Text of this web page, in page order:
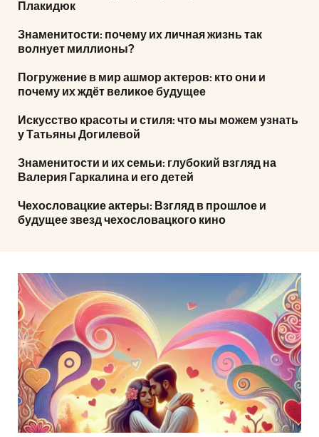
Плакидюк
Знаменитости: почему их личная жизнь так
волнует миллионы?
Погружение в мир ашмор актеров: кто они и
почему их ждёт великое будущее
Искусство красоты и стиля: что мы можем узнать
у Татьяны Догилевой
Знаменитости и их семьи: глубокий взгляд на
Валерия Гаркалина и его детей
Чехословацкие актеры: Взгляд в прошлое и
будущее звезд чехословацкого кино